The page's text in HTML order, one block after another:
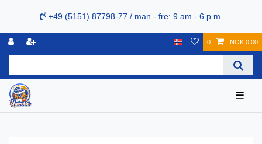
+49 (5151) 87798-77 / man - fre: 9 am - 6 p.m.
0 NOK 0.00
☰